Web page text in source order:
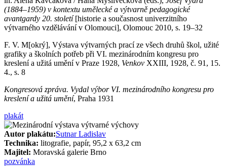
(1884–1959) v kontextu umělecké a výtvarně pedagogické
avantgardy 20. století[historie a současnost univerzitního
výtvarného vzdělávání v Olomouci], Olomouc 2010, s. 19–32
F. V. M[okrý], Výstava výtvarných prací ze všech druhů škol, užité
grafiky a školních potřeb při VI. mezinárodním kongresu pro
kreslení a užitá umění v Praze 1928, Venkov XXIII, 1928, č. 91, 15.
4., s. 8
Kongresová zpráva. Vydal výbor VI. mezinárodního kongresu pro
kreslení a užitá umění, Praha 1931
plakát
Autor plakátu:Sutnar Ladislav
Technika: litografie, papír, 95,2 x 63,2 cm
Majitel: Moravská galerie Brno
pozvánka